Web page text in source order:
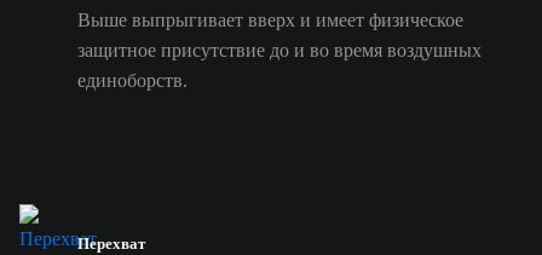
Выше выпрыгивает вверх и имеет физическое
защитное присутствие до и во время воздушных
единоборств.
Перехват